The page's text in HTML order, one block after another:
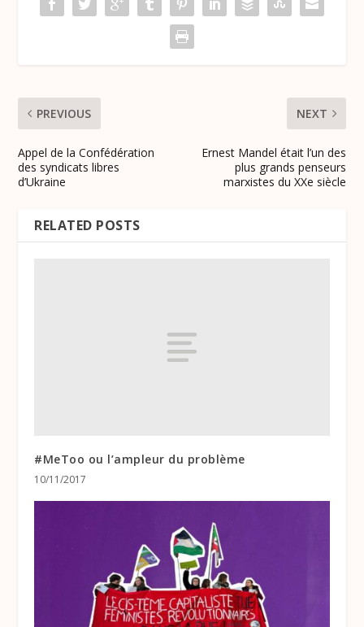
PREVIOUS
Appel de la Confédération
des syndicats libres
d’Ukraine
NEXT
Ernest Mandel était l’un des
plus grands penseurs
marxistes du XXe siècle
RELATED POSTS
#MeToo ou l’ampleur du problème
10/11/2017